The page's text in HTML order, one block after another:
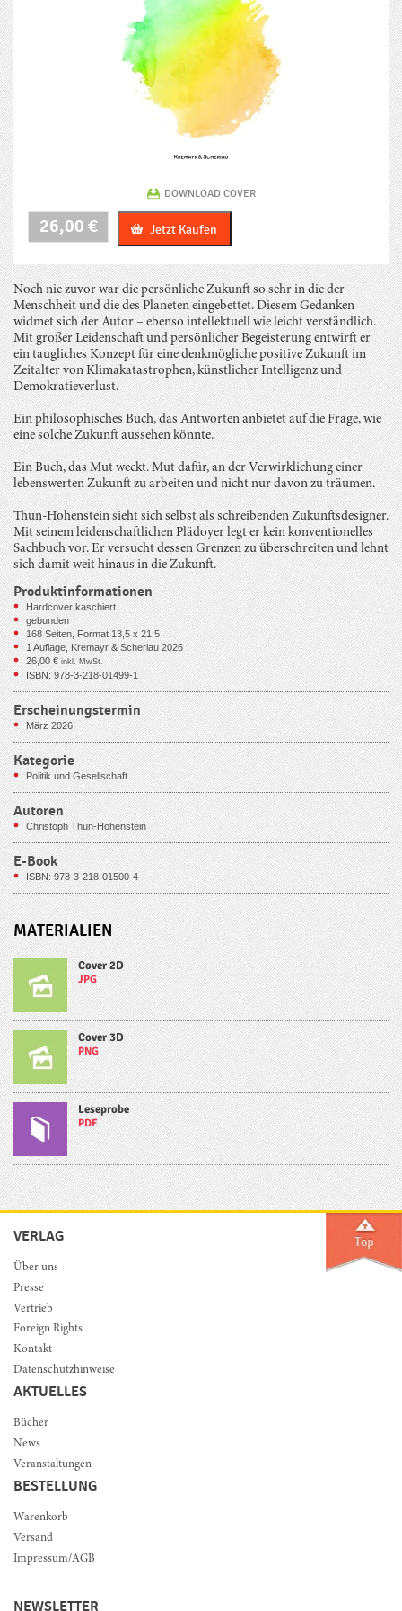
DOWNLOAD COVER
26,00 €
MengeJetzt Kaufen
Noch nie zuvor war die persönliche Zukunft so sehr in die der
Menschheit und die des Planeten eingebettet. Diesem Gedanken
widmet sich der Autor – ebenso intellektuell wie leicht verständlich.
Mit großer Leidenschaft und persönlicher Begeisterung entwirft er
ein taugliches Konzept für eine denkmögliche positive Zukunft im
Zeitalter von Klimakatastrophen, künstlicher Intelligenz und
Demokratieverlust.
Ein philosophisches Buch, das Antworten anbietet auf die Frage, wie
eine solche Zukunft aussehen könnte.
Ein Buch, das Mut weckt. Mut dafür, an der Verwirklichung einer
lebenswerten Zukunft zu arbeiten und nicht nur davon zu träumen.
Thun-Hohenstein sieht sich selbst als schreibenden Zukunftsdesigner.
Mit seinem leidenschaftlichen Plädoyer legt er kein konventionelles
Sachbuch vor. Er versucht dessen Grenzen zu überschreiten und lehnt
sich damit weit hinaus in die Zukunft.
Produktinformationen
Hardcover kaschiert
gebunden
168Seiten, Format 13,5 x 21,5
1 Auflage, Kremayr & Scheriau 2026
26,00€ inkl. MwSt.
ISBN: 978-3-218-01499-1
Erscheinungstermin
März 2026
Kategorie
Politik und Gesellschaft
Autoren
Christoph Thun-Hohenstein
E-Book
ISBN: 978-3-218-01500-4
MATERIALIEN
Cover 2D
JPG
Cover 3D
PNG
Leseprobe
PDF
VERLAG
Über uns
Presse
Vertrieb
Foreign Rights
Kontakt
Datenschutzhinweise
AKTUELLES
Bücher
News
Veranstaltungen
BESTELLUNG
Warenkorb
Versand
Impressum/AGB
NEWSLETTER